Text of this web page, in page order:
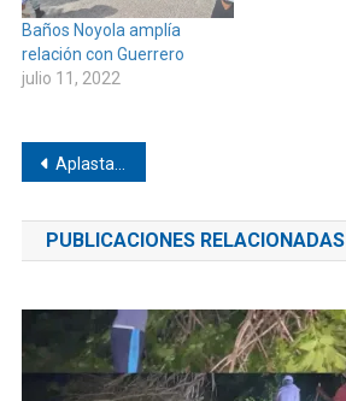
Baños Noyola amplía
relación con Guerrero
julio 11, 2022
Navegación
de
entradas
Aplasta a motocicleta Alta Mar que venía a Pinotepa
PUBLICACIONES RELACIONADAS